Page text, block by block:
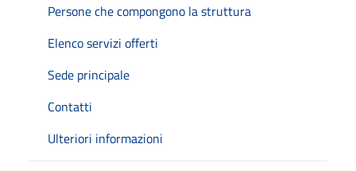
Persone che compongono la struttura
Elenco servizi offerti
Sede principale
Contatti
Ulteriori informazioni